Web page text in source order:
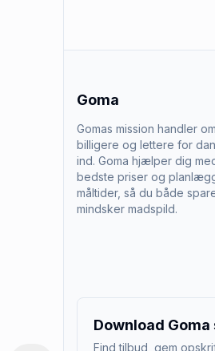
Goma
Gomas mission handler
billigere og lettere for
ind. Goma hjælper dig
bedste priser og
måltider, så du både
mindsker madspild.
Download Goma
Find tilbud, gem